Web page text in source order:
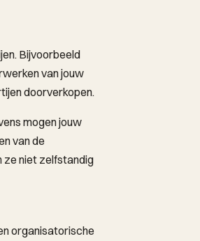
Bijvoorbeeld
van jouw
doorverkopen.
mogen jouw
van de
ze niet zelfstandig
organisatorische